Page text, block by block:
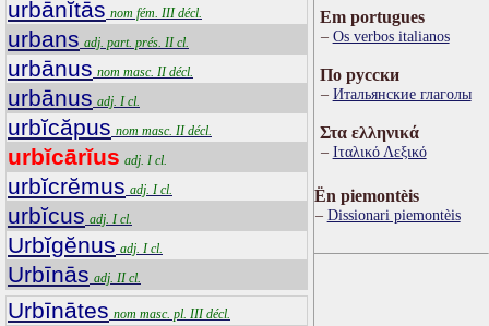
urbānĭtās nom fém. III décl.
urbans adj. part. prés. II cl.
urbānus nom masc. II décl.
urbānus adj. I cl.
urbĭcăpus nom masc. II décl.
urbĭcārĭus adj. I cl.
urbĭcrĕmus adj. I cl.
urbĭcus adj. I cl.
Urbĭgĕnus adj. I cl.
Urbīnās adj. II cl.
Urbīnātes nom masc. pl. III décl.
Em portugues
Os verbos italianos
По русски
Итальянские глаголы
Στα ελληνικά
Ιταλικό Λεξικό
Ën piemontèis
Dissionari piemontèis